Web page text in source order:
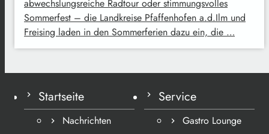
abwechslungsreiche Radtour oder stimmungsvolles
Sommerfest – die Landkreise Pfaffenhofen a.d.Ilm und
Freising laden in den Sommerferien dazu ein, die …
Startseite
Nachrichten
Service
Gastro Lounge